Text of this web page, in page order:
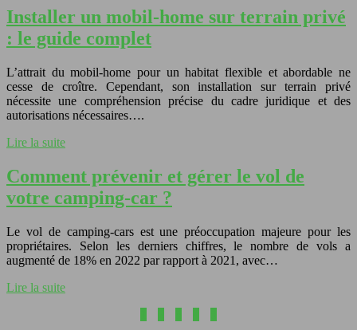
Installer un mobil-home sur terrain privé
: le guide complet
L’attrait du mobil-home pour un habitat flexible et abordable ne
cesse de croître. Cependant, son installation sur terrain privé
nécessite une compréhension précise du cadre juridique et des
autorisations nécessaires….
Lire la suite
Comment prévenir et gérer le vol de
votre camping-car ?
Le vol de camping-cars est une préoccupation majeure pour les
propriétaires. Selon les derniers chiffres, le nombre de vols a
augmenté de 18% en 2022 par rapport à 2021, avec…
Lire la suite